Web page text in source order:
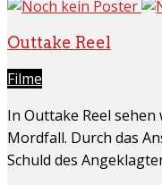
Outtake Reel
Filme
In Outtake Reel
Mordfall. Durch das
Schuld des